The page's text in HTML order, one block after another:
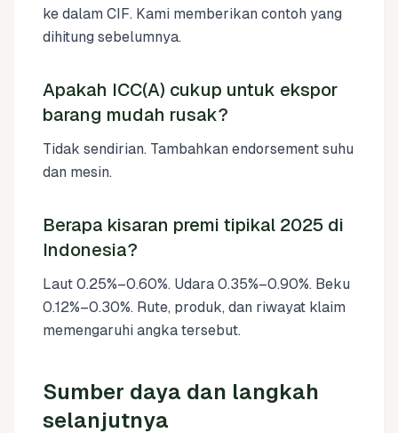
ke dalam CIF. Kami memberikan contoh yang
dihitung sebelumnya.
Apakah ICC(A) cukup untuk ekspor
barang mudah rusak?
Tidak sendirian. Tambahkan endorsement suhu
dan mesin.
Berapa kisaran premi tipikal 2025 di
Indonesia?
Laut 0.25%–0.60%. Udara 0.35%–0.90%. Beku
0.12%–0.30%. Rute, produk, dan riwayat klaim
memengaruhi angka tersebut.
Sumber daya dan langkah
selanjutnya